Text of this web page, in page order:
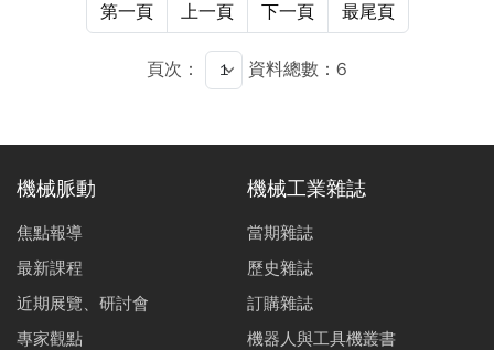
98% 的高穩定性即時檢測效能。此外，亦發展AI智慧加工
監控邊緣決策輔助示範系統，於AI模型檢測銲接品質異常
時，可基於專家法則提供銲接瑕疵的參數調整推薦，實現
第一頁 上一頁 下一頁 最尾頁
頁次： 資料總數：6
機械脈動
焦點報導
最新課程
近期展覽、研討會
專家觀點
機械工業雜誌
當期雜誌
歷史雜誌
訂購雜誌
機器人與工具機叢書